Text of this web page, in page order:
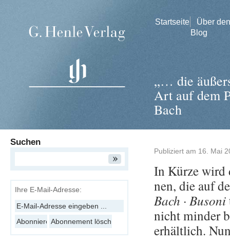
Startseite
Über den
Blog
„… die
Art auf dem
Bach
Publiziert am 16. Mai
In Kürze wird
nen, die auf
Bach · Bu­so­ni
nicht min­der
er­hält­lich.
Suchen
Ihre E-Mail-Adresse: